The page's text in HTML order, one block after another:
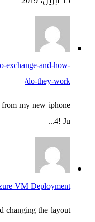
exchange-and-how-
do-they-work/
my new iphone
4! Ju...
VM Deployment
changing the layout